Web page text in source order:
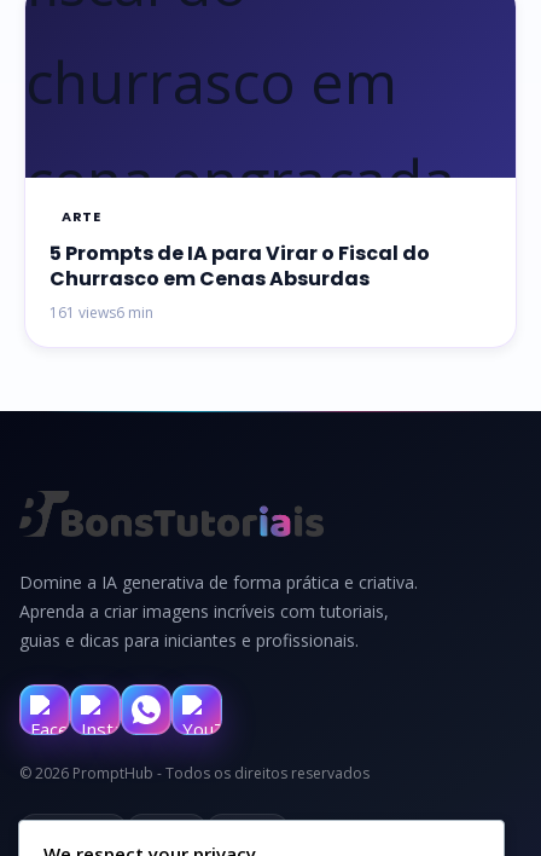
ARTE
5 Prompts de IA para Virar o Fiscal do
Churrasco em Cenas Absurdas
161 views6 min
Domine a IA generativa de forma prática e criativa.
Aprenda a criar imagens incríveis com tutoriais,
guias e dicas para iniciantes e profissionais.
© 2026 PromptHub - Todos os direitos reservados